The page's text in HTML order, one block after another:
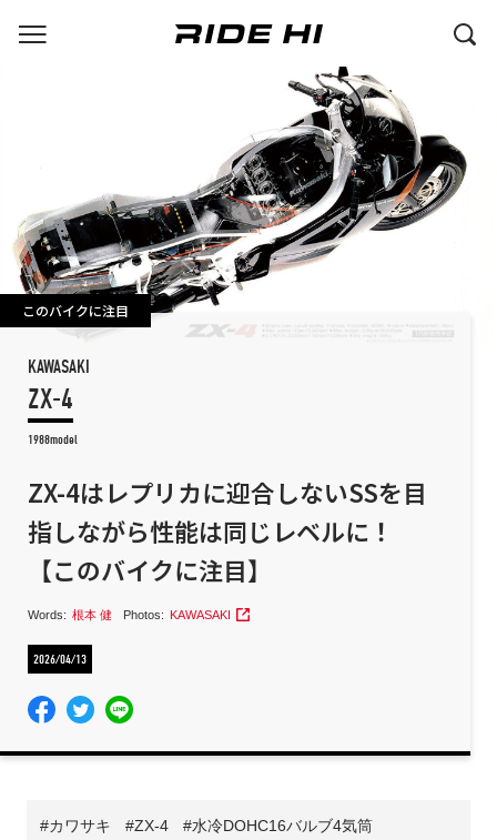
このバイクに注目
KAWASAKI
ZX-4
1988model
ZX-4はレプリカに迎合しないSSを目
指しながら性能は同じレベルに！
【このバイクに注目】
Words: 根本 健 Photos: KAWASAKI
2026/04/13
カワサキ ZX-4
水冷DOHC16バルブ4気筒